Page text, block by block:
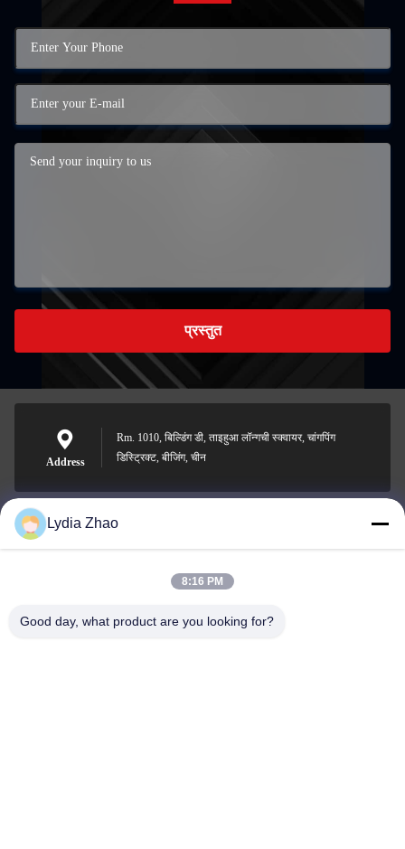
प्रस्तुत
Address
Rm. 1010, बिल्डिंग डी, ताइहुआ लॉन्गची स्क्वायर, चांगपिंग
डिस्ट्रिक्ट, बीजिंग, चीन
jesingd@vip.sina.com
Lydia Zhao
8:16 PM
Good day, what product are you looking for?